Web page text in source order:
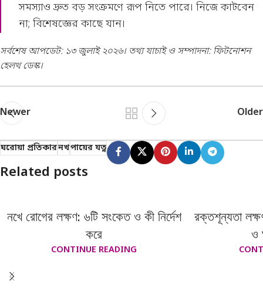
সমস্যাও দ্রুত বড় সংক্রমণে রূপ নিতে পারে। নিজে কাটবেন
না; বিশেষজ্ঞের কাছে যান।
সর্বশেষ আপডেট: ১৩ জুলাই ২০২৬। তথ্য যাচাই ও সম্পাদনা: ফিটনোশন
হেলথ ডেস্ক।
Newer Older
ঘরোয়া প্রতিকারনখপায়ের যত্ন
Related posts
নখে রোগের লক্ষণ: ৬টি সংকেত ও কী নির্দেশ
করে
CONTINUE READING
রক্তশূন্যতা
ও